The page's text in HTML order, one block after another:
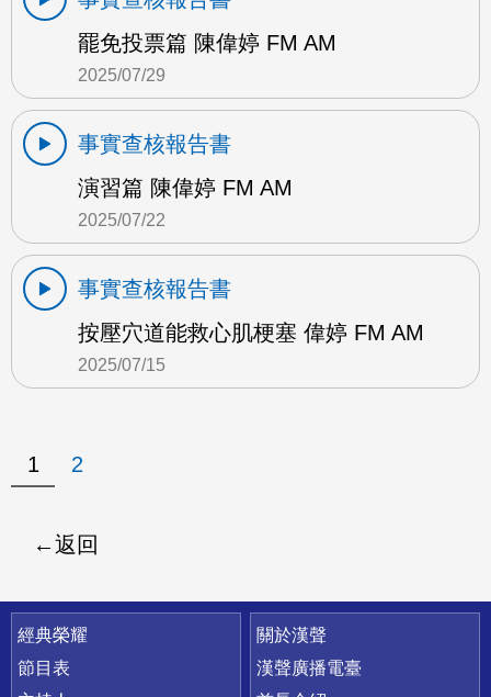
罷免投票篇 陳偉婷 FM AM
2025/07/29
事實查核報告書
演習篇 陳偉婷 FM AM
2025/07/22
事實查核報告書
按壓穴道能救心肌梗塞 偉婷 FM AM
2025/07/15
1 2
返回
快速連結
經典榮耀
節目表
關於漢聲
漢聲廣播電臺